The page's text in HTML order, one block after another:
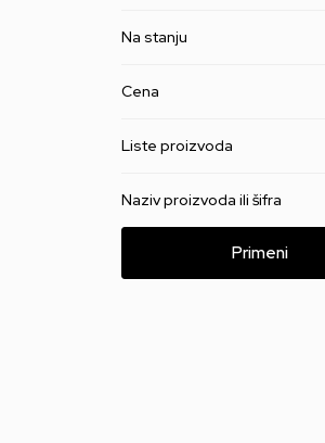
Na stanju
Cena
Liste proizvoda
Naziv proizvoda ili šifra
Primeni